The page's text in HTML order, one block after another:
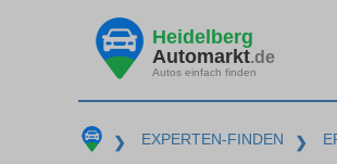
Heidelberg
Automarkt.de
Autos einfach finden
❯ EXPERTEN-FINDEN ❯